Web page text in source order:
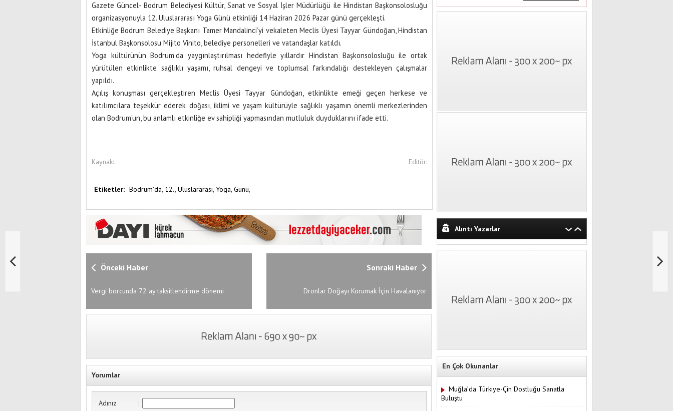
Gazete Güncel- Bodrum Belediyesi Kültür, Sanat ve Sosyal İşler Müdürlüğü ile Hindistan Başkonsolosluğu
organizasyonuyla 12. Uluslararası Yoga Günü etkinliği 14 Haziran 2026 Pazar günü gerçekleşti.
Etkinliğe Bodrum Belediye Başkanı Tamer Mandalinci’yi vekaleten Meclis Üyesi Tayyar Gündoğan, Hindistan
İstanbul Başkonsolosu Mijito Vinito, belediye personelleri ve vatandaşlar katıldı.
Yoga kültürünün Bodrum’da yaygınlaştırılması hedefiyle yıllardır Hindistan Başkonsolosluğu ile ortak
yürütülen etkinlikte sağlıklı yaşamı, ruhsal dengeyi ve toplumsal farkındalığı destekleyen çalışmalar
yapıldı.
Açılış konuşması gerçekleştiren Meclis Üyesi Tayyar Gündoğan, etkinlikte emeği geçen herkese ve
katılımcılara teşekkür ederek doğası, iklimi ve yaşam kültürüyle sağlıklı yaşamın önemli merkezlerinden
olan Bodrum’un, bu anlamlı etkinliğe ev sahipliği yapmasından mutluluk duyduklarını ifade etti.
Kaynak: Editör:
Etiketler: Bodrum’da, 12., Uluslararası, Yoga, Günü,
Önceki Haber
Vergi borcunda 72 ay taksitlendirme dönemi
Sonraki Haber
Dronlar Doğayı Korumak İçin Havalanıyor
Yorumlar
Adınız :
Alıntı Yazarlar
En Çok Okunanlar
Muğla’da Türkiye-Çin Dostluğu Sanatla
Buluştu